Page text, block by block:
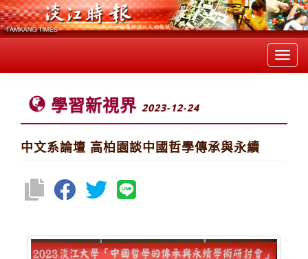
學習新視界 2023-12-24
中文系論壇 高柏園談中國哲學傳承與永續